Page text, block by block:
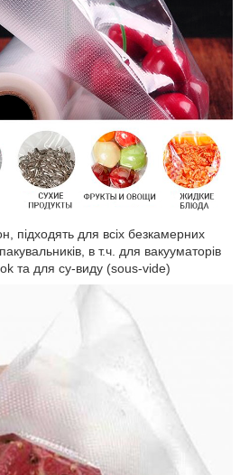
підходять для всіх безкамерних
в т.ч. для вакууматорів
та для су-виду (sous-vide)